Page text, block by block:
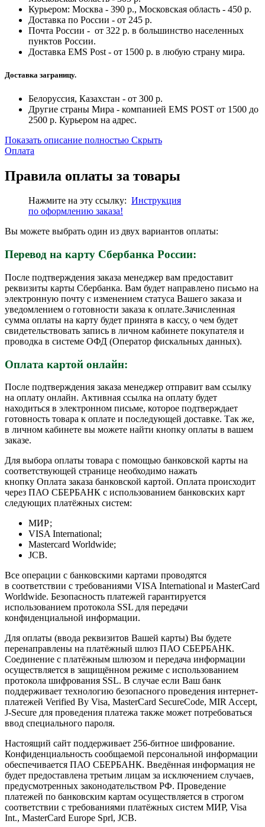
Курьером: Москва - 390 р., Московская область - 450 р.
Доставка по России - от 245 р.
Почта России - от 322 р. в большинство населенных
пунктов России.
Доставка EMS Post - от 1500 р. в любую страну мира.
Доставка заграницу.
Белоруссия, Казахстан - от 300 р.
Другие страны Мира - компанией EMS POST от 1500 до
2500 р. Курьером на адрес.
Показать описание полностью Скрыть
Оплата
Правила оплаты за товары
Нажмите на эту ссылку: Инструкция
по оформлению заказа!
Вы можете выбрать один из двух вариантов оплаты:
Перевод на карту Сбербанка России:
После подтверждения заказа менеджер вам предоставит
реквизиты карты Сбербанка. Вам будет направлено письмо на
электронную почту с изменением статуса Вашего заказа и
уведомлением о готовности заказа к оплате.Зачисленная
сумма оплаты на карту будет принята в кассу, о чем будет
свидетельствовать запись в личном кабинете покупателя и
проводка в системе ОФД (Оператор фискальных данных).
Оплата картой онлайн:
После подтверждения заказа менеджер отправит вам ссылку
на оплату онлайн. Активная ссылка на оплату будет
находиться в электронном письме, которое подтверждает
готовность товара к оплате и последующей доставке. Так же,
в личном кабинете вы можете найти кнопку оплаты в вашем
заказе.
Для выбора оплаты товара с помощью банковской карты на
соответствующей странице необходимо нажать
кнопку Оплата заказа банковской картой. Оплата происходит
через ПАО СБЕРБАНК с использованием банковских карт
следующих платёжных систем:
МИР;
VISA International;
Mastercard Worldwide;
JCB.
Все операции с банковскими картами проводятся
в соответствии с требованиями VISA International и MasterCard
Worldwide. Безопасность платежей гарантируется
использованием протокола SSL для передачи
конфиденциальной информации.
Для оплаты (ввода реквизитов Вашей карты) Вы будете
перенаправлены на платёжный шлюз ПАО СБЕРБАНК.
Соединение с платёжным шлюзом и передача информации
осуществляется в защищённом режиме с использованием
протокола шифрования SSL. В случае если Ваш банк
поддерживает технологию безопасного проведения интернет-
платежей Verified By Visa, MasterCard SecureCode, MIR Accept,
J-Secure для проведения платежа также может потребоваться
ввод специального пароля.
Настоящий сайт поддерживает 256-битное шифрование.
Конфиденциальность сообщаемой персональной информации
обеспечивается ПАО СБЕРБАНК. Введённая информация не
будет предоставлена третьим лицам за исключением случаев,
предусмотренных законодательством РФ. Проведение
платежей по банковским картам осуществляется в строгом
соответствии с требованиями платёжных систем МИР, Visa
Int., MasterCard Europe Sprl, JCB.